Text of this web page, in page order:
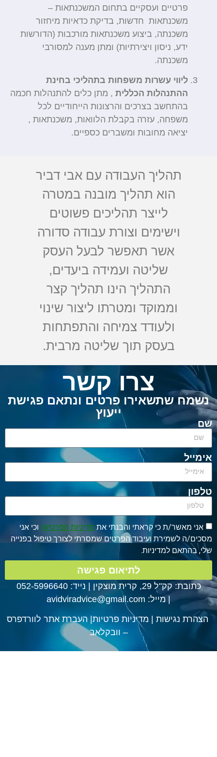
פרטיים ועסקיים בתחום המשכנתאות –
משכנתאות חדשות, בדיקת כדאיות מיחזור
משכנתה, ביצוע משכנתאות מורכבות (הדורשות
ידע, ניסון ויצירתיות) ומתן מענה למסורבי
משכנתה.
ליווי עשרות משפחותבתהליכי בחינת
ההתנהלות הכללית, מתן כלים להתנהלות חכמה
בהתחשב בצרכים והרצונות הייחודיים לכל
משפחה, עזרה בקבלת הלוואות, משכנתאות ,
יציאה מחובות ומשברים כספיים.
תהליך העבודה עם אבי דביר
הוא תהליך מובנה במטרה
לייצר תהליכים פשוטים
וישימים וצורת עבודה סדורה
אשר תאפשר לבעל העסק
שליטה ועמידה ביעדים,
התהליך הינו תהליך קצר
וממוקד ומטרתו ליצור שינוי
ולעודד צמיחה והתפתחות
בעסק תוך שליטה מרבית.
צרו קשר
שתשאירו פרטים ונתאם פגישת
ייעוץ
ת כי קראתי והבנתי אתמדיניות הפרטיותוכי אני
לשמירת ועיבוד הפרטים שמסרתי לצורך טיפול בפנייה
למדיניות.
לתיאום פגישה
29, קרית מוצקין |
נייד: 052-5996640
מייל: avidviradvice@gmail.com
נגישות|מדיניות פרטיות |העברת אתר לוורדפרס
– וובקלאב